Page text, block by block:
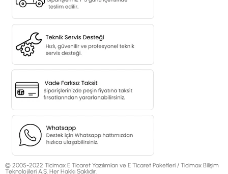
© 2005-2022 Ticimax E Ticaret Yazılımları ve E Ticaret Paketleri / Ticimax Bilişim
Teknolojileri A.Ş. Her Hakkı Saklıdır.